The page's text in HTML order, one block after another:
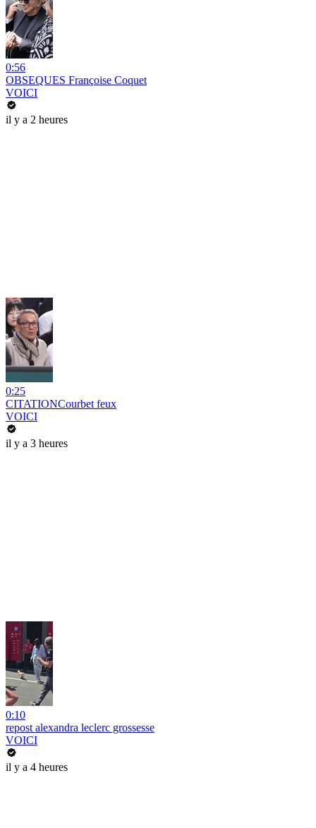
0:56
OBSEQUES Françoise Coquet
VOICI
il y a 2 heures
0:25
CITATIONCourbet feux
VOICI
il y a 3 heures
0:10
repost alexandra leclerc grossesse
VOICI
il y a 4 heures